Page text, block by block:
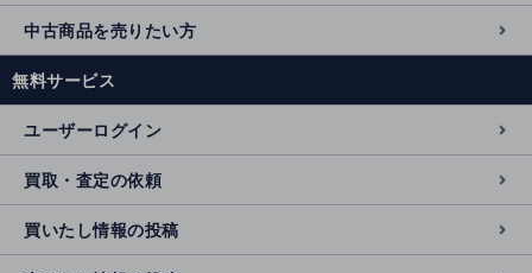
中古商品を売りたい方
無料サービス
ユーザーログイン
買取・査定の依頼
買いたし情報の投稿